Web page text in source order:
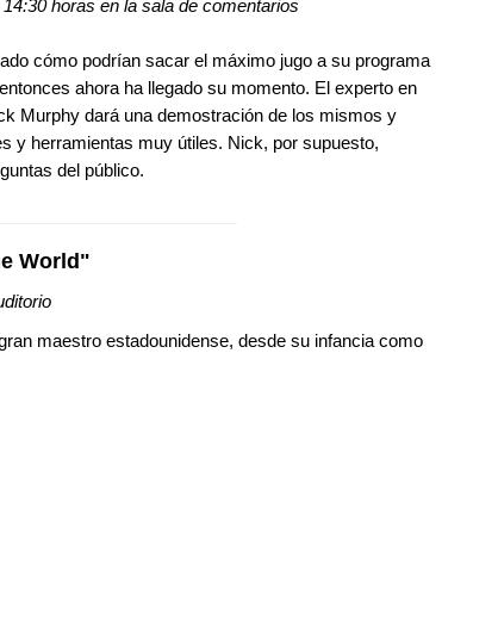
horas en la sala de comentarios
cómo podrían sacar el máximo jugo a su programa
ahora ha llegado su momento. El experto en
Murphy dará una demostración de los mismos y
y herramientas muy útiles. Nick, por supuesto,
del público.
World"
maestro estadounidense, desde su infancia como